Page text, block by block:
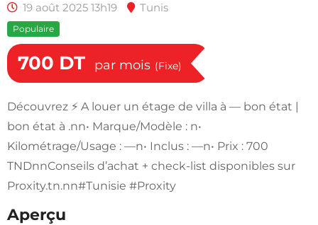
19 août 2025 13h19 Tunis
Populaire
700 DT par mois (Fixe)
Découvrez ⚡ A louer un étage de villa à — bon état |
bon état à .nn• Marque/Modèle : n•
Kilométrage/Usage : —n• Inclus : —n• Prix : 700
TNDnnConseils d’achat + check-list disponibles sur
Proxity.tn.nn#Tunisie #Proxity
Aperçu